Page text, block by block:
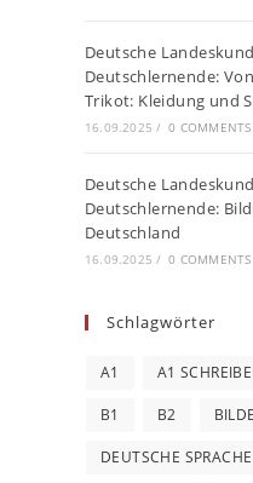
Deutsche
Deutschlernende:
Trikot: Kleidung und
16.09.2025 / 0 COMMENTS
Deutsche
Deutschlernende:
Deutschland
16.09.2025 / 0 COMMENTS
Schlagwörter
A1 A1
B1 B2
DEUTSCHE SPRACHE